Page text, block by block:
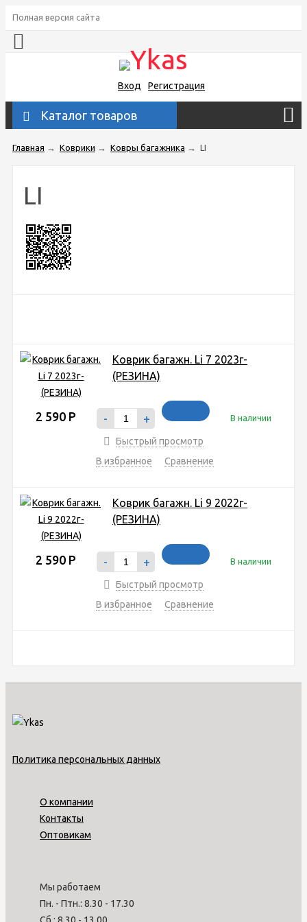
Полная версия сайта
Вход Регистрация
Каталог товаров
Главная → Коврики → Ковры багажника → LI
LI
Коврик багажн. Li 7 2023г-
(РЕЗИНА)
2 590 Р - + В наличии
Быстрый просмотр
В избранное
Сравнение
Коврик багажн. Li 9 2022г-
(РЕЗИНА)
2 590 Р - + В наличии
Быстрый просмотр
В избранное
Сравнение
Политика персональных данных
О компании
Контакты
Оптовикам
Мы работаем
Пн. - Птн.: 8.30 - 17.30
Сб.: 8.30 - 13.00